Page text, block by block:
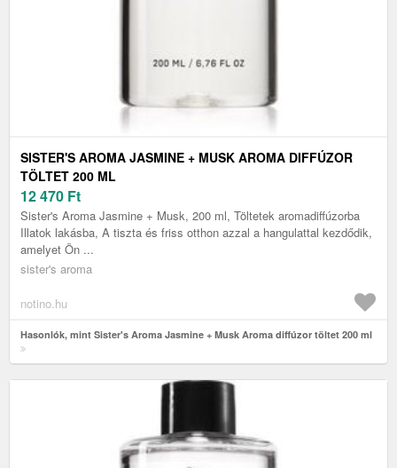
SISTER'S AROMA JASMINE + MUSK AROMA DIFFÚZOR
TÖLTET 200 ML
12 470 Ft
Sister's Aroma Jasmine + Musk, 200 ml, Töltetek aromadiffúzorba
Illatok lakásba, A tiszta és friss otthon azzal a hangulattal kezdődik,
amelyet Ön ...
sister's aroma
notino.hu
Hasonlók, mint Sister's Aroma Jasmine + Musk Aroma diffúzor töltet 200 ml